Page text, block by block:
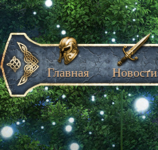
Главная Новости